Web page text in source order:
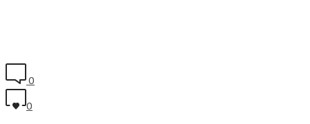
0
0